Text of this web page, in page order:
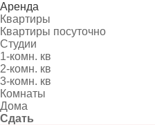
Аренда
Квартиры
Квартиры посуточно
Студии
1-комн. кв
2-комн. кв
3-комн. кв
Комнаты
Дома
Сдать